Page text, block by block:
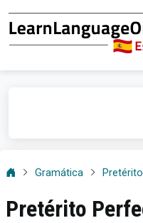
Gramática
Pretérito